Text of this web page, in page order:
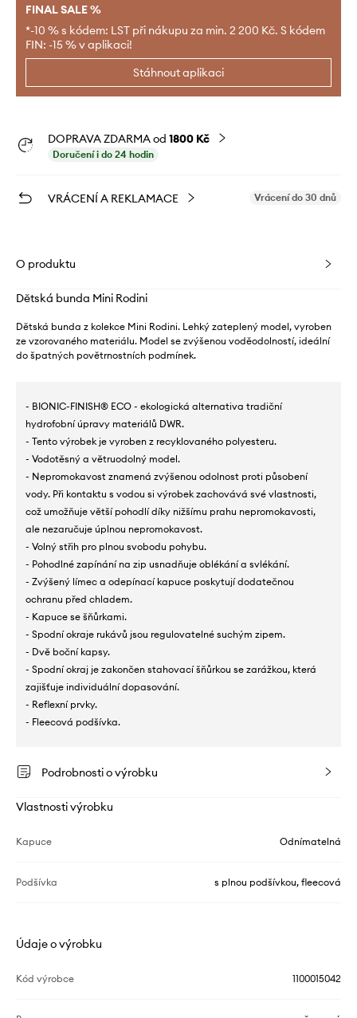
FINAL SALE %
*-10 % s kódem: LST při nákupu za min. 2 200 Kč. S kódem
FIN: -15 % v aplikaci!
Stáhnout aplikaci
DOPRAVA ZDARMA od 1800 Kč
Doručení i do 24 hodin
VRÁCENÍ A REKLAMACE Vrácení do 30 dnů
O produktu
Dětská bunda Mini Rodini
Dětská bunda z kolekce Mini Rodini. Lehký zateplený model, vyroben
ze vzorovaného materiálu. Model se zvýšenou voděodolností, ideální
do špatných povětrnostních podmínek.
- BIONIC-FINISH® ECO - ekologická alternativa tradiční
hydrofobní úpravy materiálů DWR.
- Tento výrobek je vyroben z recyklovaného polyesteru.
- Vodotěsný a větruodolný model.
- Nepromokavost znamená zvýšenou odolnost proti působení
vody. Při kontaktu s vodou si výrobek zachovává své vlastnosti,
což umožňuje větší pohodlí díky nižšímu prahu nepromokavosti,
ale nezaručuje úplnou nepromokavost.
- Volný střih pro plnou svobodu pohybu.
- Pohodlné zapínání na zip usnadňuje oblékání a svlékání.
- Zvýšený límec a odepínací kapuce poskytují dodatečnou
ochranu před chladem.
- Kapuce se šňůrkami.
- Spodní okraje rukávů jsou regulovatelné suchým zipem.
- Dvě boční kapsy.
- Spodní okraj je zakončen stahovací šňůrkou se zarážkou, která
zajišťuje individuální dopasování.
- Reflexní prvky.
- Fleecová podšívka.
Podrobnosti o výrobku
Vlastnosti výrobku
Kapuce Odnímatelná
Podšívka s plnou podšívkou, fleecová
Údaje o výrobku
Kód výrobce 1100015042